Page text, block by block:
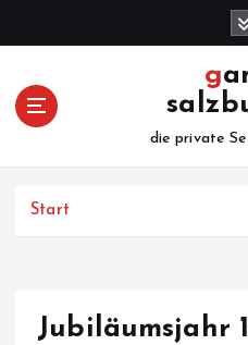
ganz-
die private
Start
Jubiläumsjahr